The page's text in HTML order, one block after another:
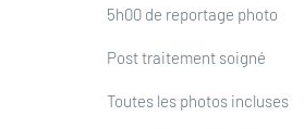
5h00 de reportage photo
Post traitement soigné
Toutes les photos incluses